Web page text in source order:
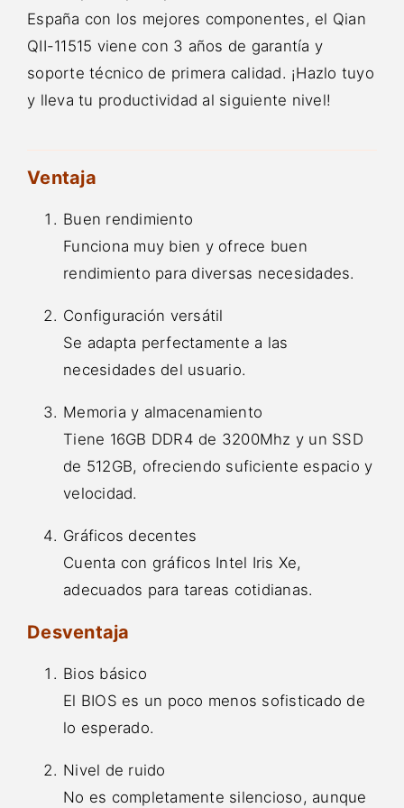
España con los mejores componentes, el Qian
QII-11515 viene con 3 años de garantía y
soporte técnico de primera calidad. ¡Hazlo tuyo
y lleva tu productividad al siguiente nivel!
Ventaja
Buen rendimiento
Funciona muy bien y ofrece buen
rendimiento para diversas necesidades.
Configuración versátil
Se adapta perfectamente a las
necesidades del usuario.
Memoria y almacenamiento
Tiene 16GB DDR4 de 3200Mhz y un SSD
de 512GB, ofreciendo suficiente espacio y
velocidad.
Gráficos decentes
Cuenta con gráficos Intel Iris Xe,
adecuados para tareas cotidianas.
Desventaja
Bios básico
El BIOS es un poco menos sofisticado de
lo esperado.
Nivel de ruido
No es completamente silencioso, aunque